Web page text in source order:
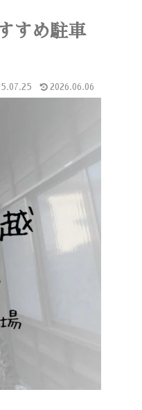
すめ駐車
2026.06.06